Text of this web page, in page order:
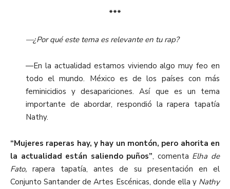
***
—¿Por qué este tema es relevante en tu rap?
—En la actualidad estamos viviendo algo muy feo en
todo el mundo. México es de los países con más
feminicidios y desapariciones. Así que es un tema
importante de abordar, respondió la rapera tapatía
Nathy.
“Mujeres raperas hay, y hay un montón, pero ahorita en
la actualidad están saliendo puños”, comenta Elha de
Fato, rapera tapatía, antes de su presentación en el
Conjunto Santander de Artes Escénicas, donde ella y Nathy